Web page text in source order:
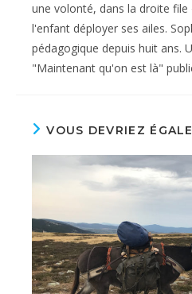
une volonté, dans la droite file
l'enfant déployer ses ailes.
pédagogique depuis huit ans.
"Maintenant qu'on est là"
VOUS DEVRIEZ